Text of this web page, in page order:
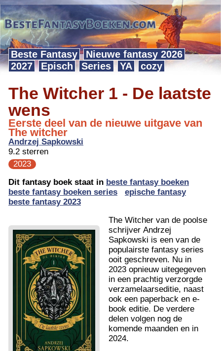
Beste Fantasy
Nieuwe fantasy 2026
2027
Episch Series YA cozy
The Witcher 1 - De laatste
wens
Eerste deel van de nieuwe uitgave van
The witcher
Andrzej Sapkowski
9.2 sterren
2023
Dit fantasy boek staat in beste fantasy boeken
beste fantasy boeken series
epische fantasy
beste fantasy 2023
The Witcher van de poolse
schrijver Andrzej
Sapkowski is een van de
populairste fantasy series
ooit geschreven. Nu in
2023 opnieuw uitegegeven
in een prachtig verzorgde
verzamelaarseditie, naast
ook een paperback en e-
book editie. De verdere
delen volgen nog de
komende maanden en in
2024.